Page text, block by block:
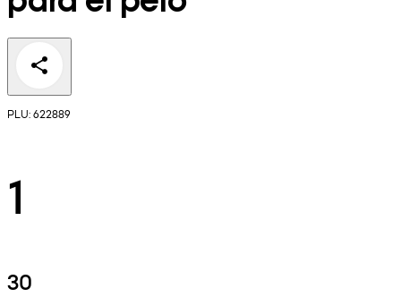
PLU: 622889
1
30